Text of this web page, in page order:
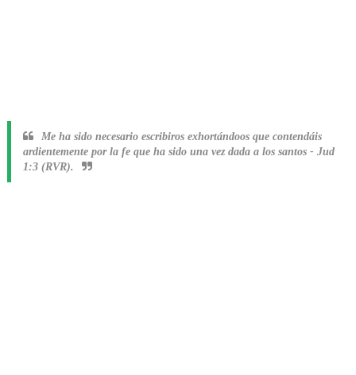
Me ha sido necesario escribiros exhortándoos que contendáis
ardientemente por la fe que ha sido una vez dada a los santos - Jud
1:3 (RVR).